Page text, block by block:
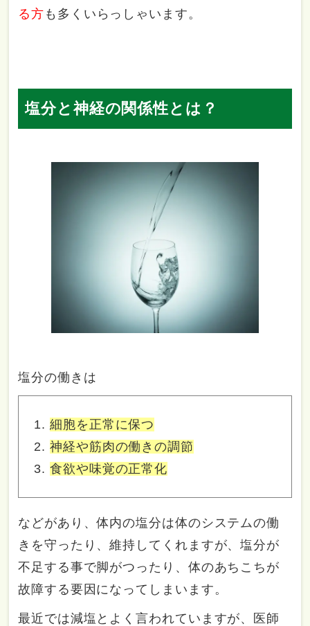
る方 も多くいらっしゃいます。
塩分と神経の関係性とは？
塩分の働きは
細胞を正常に保つ
神経や筋肉の働きの調節
食欲や味覚の正常化
などがあり、体内の塩分は体のシステムの働
きを守ったり、維持してくれますが、塩分が
不足する事で脚がつったり、体のあちこちが
故障する要因になってしまいます。
最近では減塩とよく言われていますが、医師